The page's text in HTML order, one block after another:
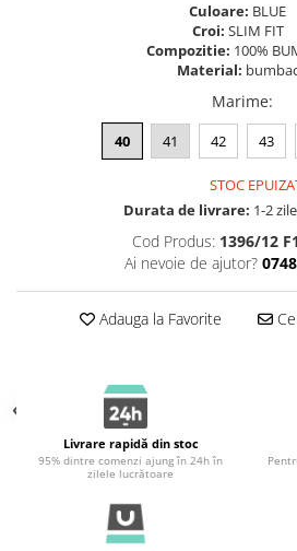
Culoare: BLUE
Croi: SLIM FIT
Compozitie: 100%
Material:
Marime:
40 41 42 43
STOC
Durata de livrare: 1-2
Cod Produs: 1396/12
Ai nevoie de ajutor?
Adauga la Favorite
Livrare rapidă din stoc
95% dintre comenzi ajung în 24h în
zilele lucrătoare